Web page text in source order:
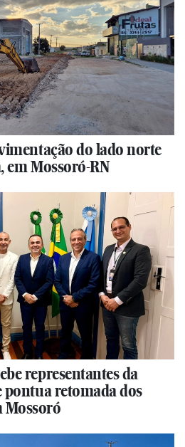
do lado norte
em Mossoró-RN
representantes da
retomada dos
Mossoró